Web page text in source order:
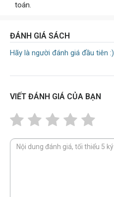
toán.
ĐÁNH GIÁ SÁCH
Hãy là người đánh giá đầu tiên :)
VIẾT ĐÁNH GIÁ CỦA BẠN